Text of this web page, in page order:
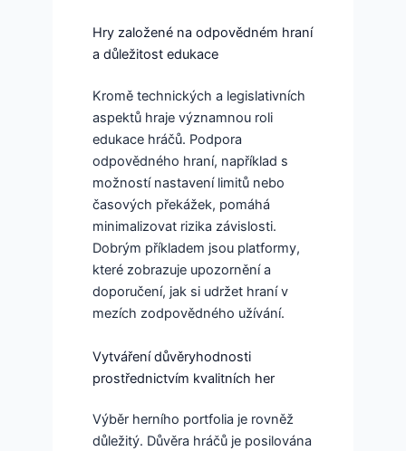
Hry založené na odpovědném hraní
a důležitost edukace
Kromě technických a legislativních
aspektů hraje významnou roli
edukace hráčů. Podpora
odpovědného hraní, například s
možností nastavení limitů nebo
časových překážek, pomáhá
minimalizovat rizika závislosti.
Dobrým příkladem jsou platformy,
které zobrazuje upozornění a
doporučení, jak si udržet hraní v
mezích zodpovědného užívání.
Vytváření důvěryhodnosti
prostřednictvím kvalitních her
Výběr herního portfolia je rovněž
důležitý. Důvěra hráčů je posilována